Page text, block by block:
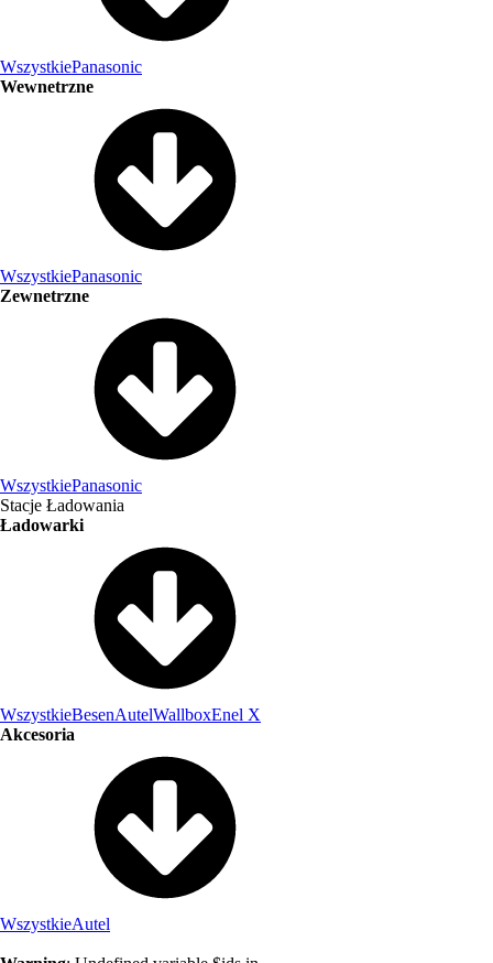
WszystkiePanasonic
Wewnetrzne
WszystkiePanasonic
Zewnetrzne
WszystkiePanasonic
Stacje Ładowania
Ładowarki
WszystkieBesenAutelWallboxEnel X
Akcesoria
WszystkieAutel